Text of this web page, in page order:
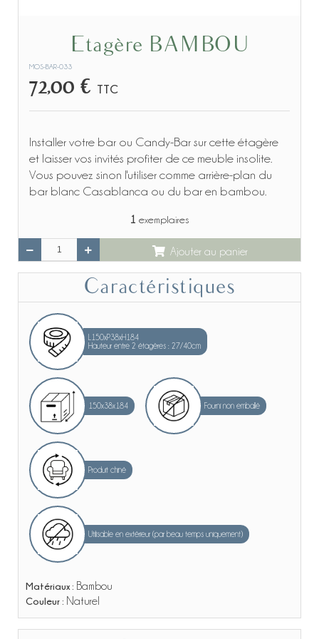
Etagère BAMBOU
MOS-BAR-033
72,00 € TTC
Installer votre bar ou Candy-Bar sur cette étagère
et laisser vos invités profiter de ce meuble insolite.
Vous pouvez sinon l'utiliser comme arrière-plan du
bar blanc Casablanca ou du bar en bambou.
1 exemplaires
Ajouter au panier
Caractéristiques
L150xP38xH184
Hauteur entre 2 étagères : 27/40cm
150x38x184 Fourni non emballé
Produit chiné
Utilisable en extérieur (par beau temps uniquement)
Matériaux : Bambou
Couleur : Naturel